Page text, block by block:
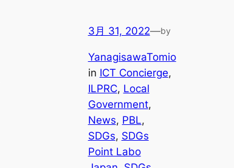
3月 31, 2022—by
YanagisawaTomio
in ICT Concierge
ILPRC, Local
Government
News, PBL
SDGs, SDGs
Point Labo